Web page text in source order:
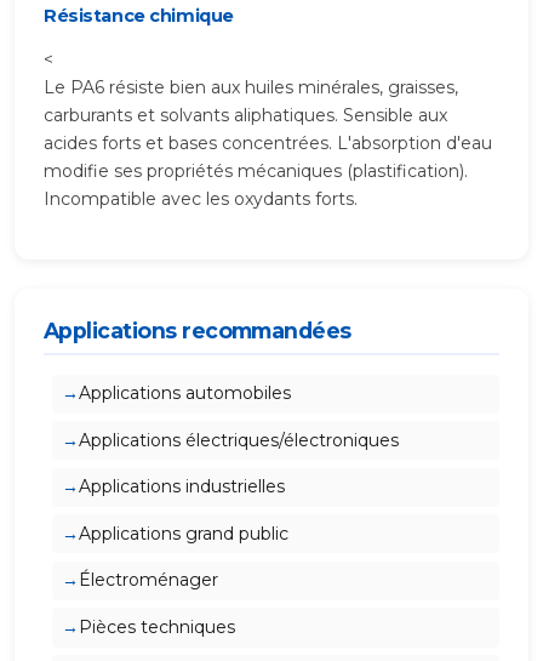
Résistance chimique
<
Le PA6 résiste bien aux huiles minérales, graisses,
carburants et solvants aliphatiques. Sensible aux
acides forts et bases concentrées. L'absorption d'eau
modifie ses propriétés mécaniques (plastification).
Incompatible avec les oxydants forts.
Applications recommandées
Applications automobiles
Applications électriques/électroniques
Applications industrielles
Applications grand public
Électroménager
Pièces techniques